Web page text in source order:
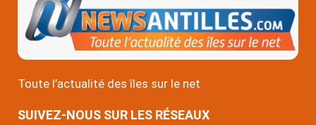
Toute l’actualité des îles sur le net
SUIVEZ-NOUS SUR LES RÉSEAUX